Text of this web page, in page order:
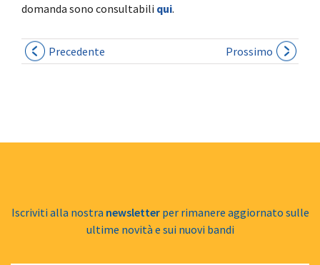
domanda sono consultabili qui.
Precedente Prossimo
Iscriviti alla nostra newsletterper rimanere aggiornato sulle
ultime novità e sui nuovi bandi